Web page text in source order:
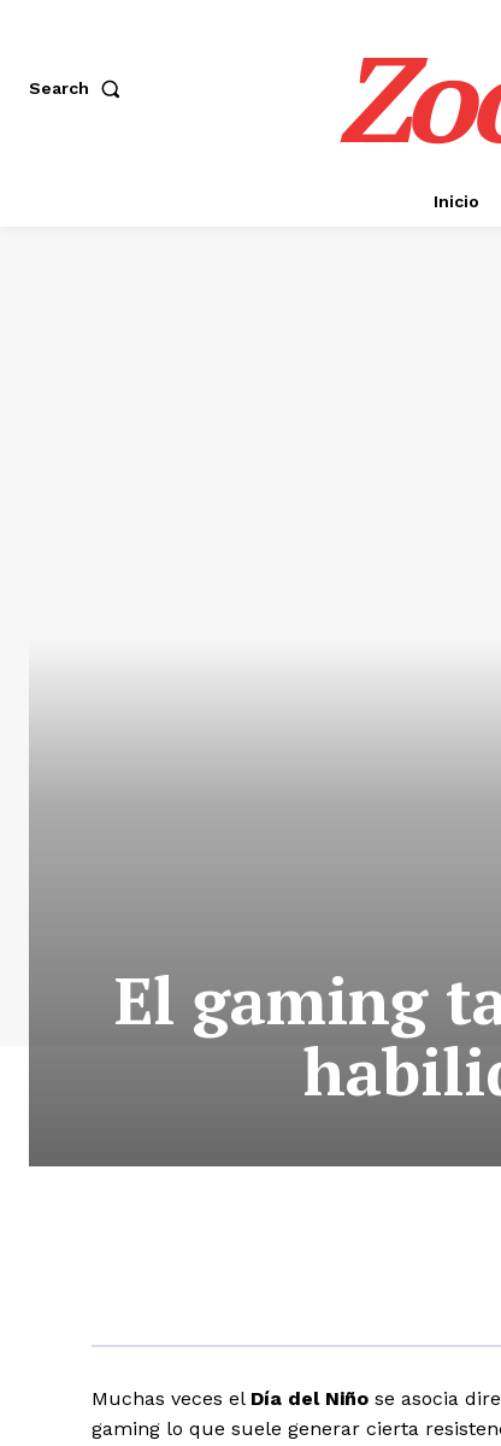
Search
Inicio
El gaming
Muchas veces el Día del Niño se asocia
gaming lo que suele generar cierta